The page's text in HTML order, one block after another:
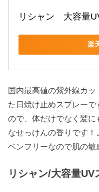
リシャン　大容量
楽
国内最高値の紫外線カ
た日焼け止めスプレー
ので、体だけでなく髪
なせっけんの香りです
ベンフリーなので肌の敏
リシャン/大容量UV